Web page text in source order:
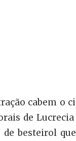
cabem o
de
besteirol